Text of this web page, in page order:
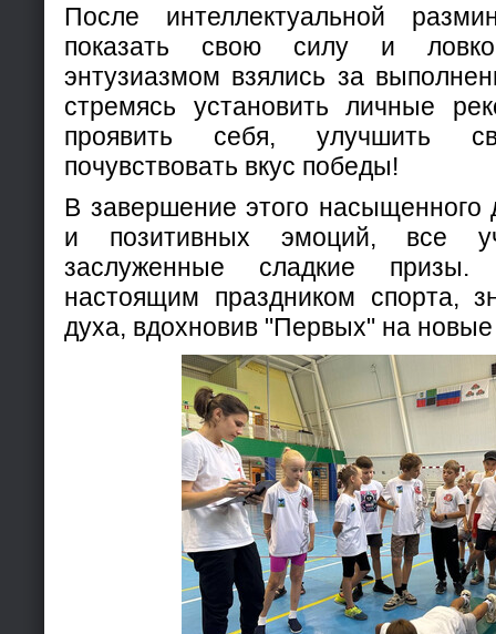
После интеллектуальной
показать свою силу и
энтузиазмом взялись за
стремясь установить личные
проявить себя, улучшить
почувствовать вкус победы!
В завершение этого насыщенного
и позитивных эмоций, все
заслуженные сладкие
настоящим праздником спорта,
духа, вдохновив "Первых" на